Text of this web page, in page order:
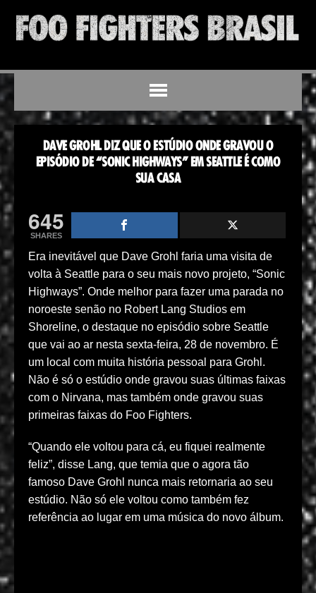
DAVE GROHL DIZ QUE O ESTÚDIO ONDE GRAVOU O
EPISÓDIO DE “SONIC HIGHWAYS” EM SEATTLE É COMO
SUA CASA
645
SHARES
Era inevitável que Dave Grohl faria uma visita de
volta à Seattle para o seu mais novo projeto, “Sonic
Highways”. Onde melhor para fazer uma parada no
noroeste senão no Robert Lang Studios em
Shoreline, o destaque no episódio sobre Seattle
que vai ao ar nesta sexta-feira, 28 de novembro. É
um local com muita história pessoal para Grohl.
Não é só o estúdio onde gravou suas últimas faixas
com o Nirvana, mas também onde gravou suas
primeiras faixas do Foo Fighters.
“Quando ele voltou para cá, eu fiquei realmente
feliz”, disse Lang, que temia que o agora tão
famoso Dave Grohl nunca mais retornaria ao seu
estúdio. Não só ele voltou como também fez
referência ao lugar em uma música do novo álbum.